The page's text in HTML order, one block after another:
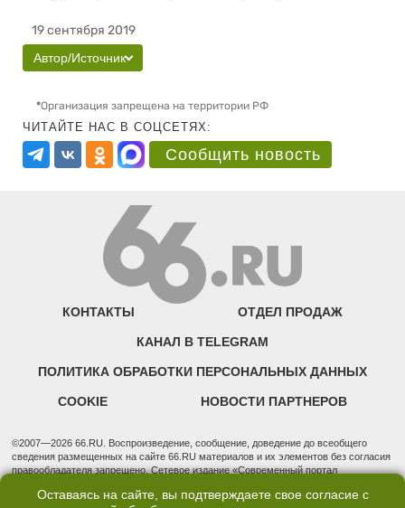
19 сентября 2019
Автор/Источник
*Организация запрещена на территории РФ
ЧИТАЙТЕ НАС В СОЦСЕТЯХ:
Сообщить новость
КОНТАКТЫ ОТДЕЛ ПРОДАЖ
КАНАЛ В TELEGRAM
ПОЛИТИКА ОБРАБОТКИ ПЕРСОНАЛЬНЫХ ДАННЫХ
COOKIE НОВОСТИ ПАРТНЕРОВ
©2007—2026 66.RU. Воспроизведение, сообщение, доведение до всеобщего
сведения размещенных на сайте 66.RU материалов и их элементов без согласия
правообладателя запрещено. Сетевое издание «Современный портал
надзору в сфере связи, информационных технологий и массовых коммуникаций
Оставаясь на сайте, вы подтверждаете свое согласие с